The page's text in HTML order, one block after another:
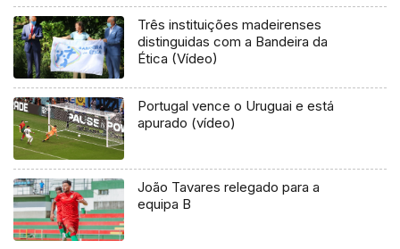
Três instituições madeirenses
distinguidas com a Bandeira da
Ética (Vídeo)
Portugal vence o Uruguai e está
apurado (vídeo)
João Tavares relegado para a
equipa B